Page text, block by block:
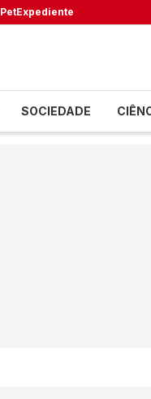
PetExpediente
SOCIEDADE